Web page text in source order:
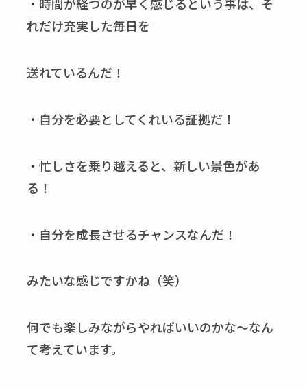
・時間が経つのが早く感じるという事は、そ
れだけ充実した毎日を
送れているんだ！
・自分を必要としてくれいる証拠だ！
・忙しさを乗り越えると、新しい景色があ
る！
・自分を成長させるチャンスなんだ！
みたいな感じですかね（笑）
何でも楽しみながらやればいいのかな～なん
て考えています。